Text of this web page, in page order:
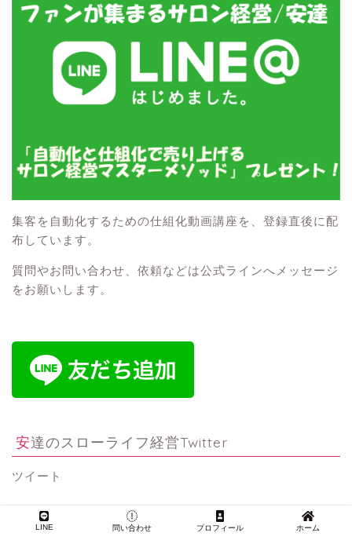
集客を自動化するための仕組化動画講座を、登録直後に配
布しています。
質問やお問い合わせ、依頼などは公式ラインへメッセージ
をお願いします。
安達のスローライフ経営Twitter
ツイート
田舎スローライフ経営のインスタグラム
LINE 問い合わせ プロフィール ホーム